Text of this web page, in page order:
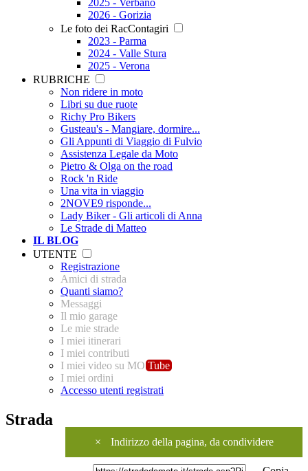
2025 - Verbano
2026 - Gorizia
Le foto dei RacContagiri
2023 - Parma
2024 - Valle Stura
2025 - Verona
RUBRICHE
Non ridere in moto
Libri su due ruote
Richy Pro Bikers
Gusteau's - Mangiare, dormire...
Gli Appunti di Viaggio di Fulvio
Assistenza Legale da Moto
Pietro & Olga on the road
Rock 'n Ride
Una vita in viaggio
2NOVE9 risponde...
Lady Biker - Gli articoli di Anna
Le Strade di Matteo
IL BLOG
UTENTE
Registrazione
Amici di strada
Quanti siamo?
Messaggi
Il mio garage
Le mie strade
I miei itinerari
I miei contributi
I miei video su MO Tube
I miei ordini
Accesso utenti registrati
× Indirizzo della pagina, da condividere
Strada